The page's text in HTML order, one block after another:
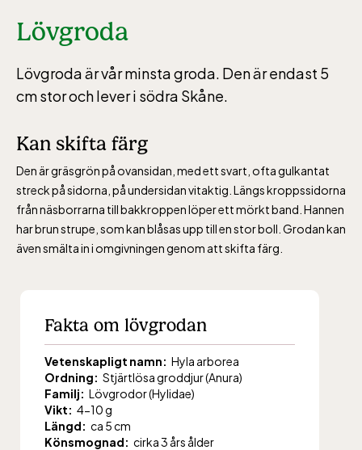
Lövgroda
Lövgroda är vår minsta groda. Den är endast 5
cm stor och lever i södra Skåne.
Kan skifta färg
Den är gräsgrön på ovansidan, med ett svart, ofta gulkantat
streck på sidorna, på undersidan vitaktig. Längs kroppssidorna
från näsborrarna till bakkroppen löper ett mörkt band. Hannen
har brun strupe, som kan blåsas upp till en stor boll. Grodan kan
även smälta in i omgivningen genom att skifta färg.
Fakta om lövgrodan
Vetenskapligt namn: Hyla arborea
Ordning: Stjärtlösa groddjur (Anura)
Familj: Lövgrodor (Hylidae)
Vikt: 4-10 g
Längd: ca 5 cm
Könsmognad: cirka 3 års ålder